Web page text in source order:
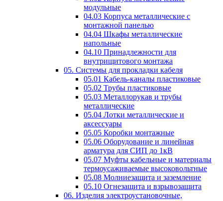
модульные
04.03 Корпуса металлические с
монтажной панелью
04.04 Шкафы металлические
напольные
04.10 Принадлежности для
внутрищитового монтажа
05. Системы для прокладки кабеля
05.01 Кабель-каналы пластиковые
05.02 Трубы пластиковые
05.03 Металлорукав и трубы
металлические
05.04 Лотки металлические и
аксессуары
05.05 Коробки монтажные
05.06 Оборудование и линейная
арматура для СИП до 1кВ
05.07 Муфты кабельные и материалы
термоусаживаемые высоковольтные
05.08 Молниезащита и заземление
05.10 Огнезащита и взрывозащита
06. Изделия электроустановочные,